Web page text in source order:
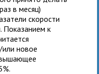
в месяц)
скорости
Показанием к
новое